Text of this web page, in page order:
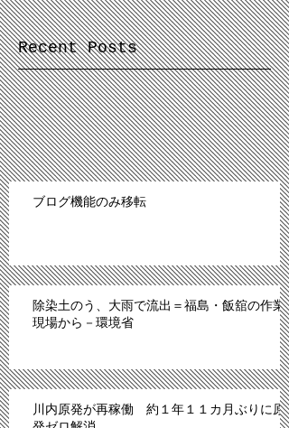
Recent Posts
ブログ機能のみ移転
除染土のう、大雨で流出＝福島・飯舘の作業
現場から－環境省
川内原発が再稼働 約１年１１カ月ぶりに原